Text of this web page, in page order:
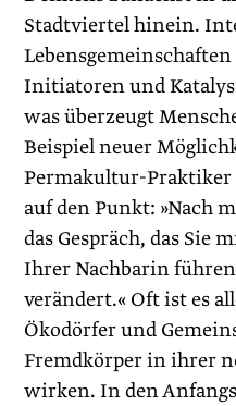
Stadtviertel hinein.
Initiatoren und
was überzeugt
Beispiel neuer
Permakultur-Praktiker
auf den Punkt: »Nach
das Gespräch, das Sie
Ihrer Nachbarin
verändert.« Oft ist es
Ökodörfer und
Fremdkörper in ihrer
wirken. In den